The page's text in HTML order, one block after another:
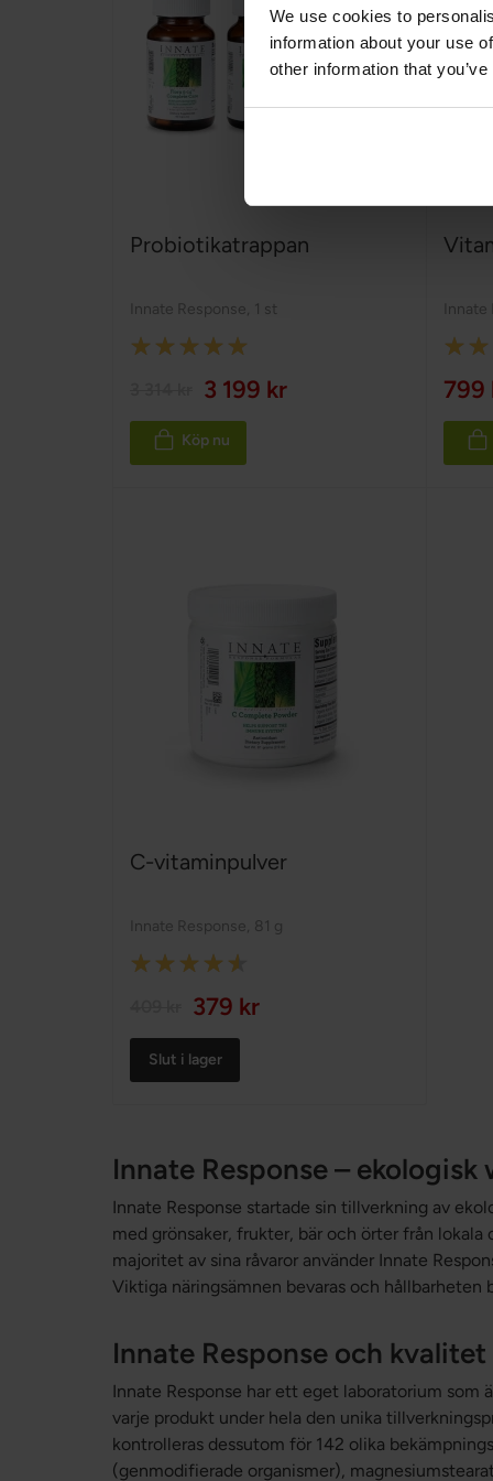
We use cookies to
information about your use
other information that
Probiotikatrappan
Innate Response 1 st
Rating:
3 199 kr
Köp nu
100%
799
C-vitaminpulver
Innate Response 81 g
Rating:
379 kr
Slut i lager
Innate Response – ekologisk
Innate Response startade sin tillverkning av
med grönsaker, frukter, bär och örter från lokala
majoritet av sina råvaror använder Innate
Viktiga näringsämnen bevaras och hållbarheten
Innate Response och kvalitet
Innate Response har ett eget laboratorium
varje produkt under hela den unika
kontrolleras dessutom för 142 olika
(genmodifierade organismer),